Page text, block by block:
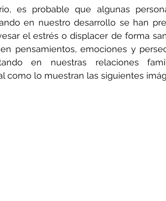
es probable que algunas
en nuestro desarrollo se han
el estrés o displacer de forma
pensamientos, emociones y
en nuestras relaciones
como lo muestran las siguientes